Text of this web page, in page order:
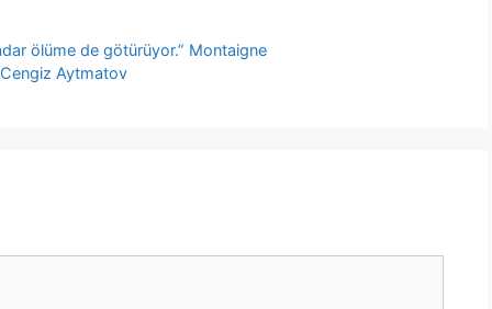
ölüme de götürüyor.” Montaigne
Aytmatov